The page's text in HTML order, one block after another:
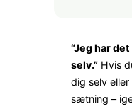
“Jeg har
selv.” Hvis
dig selv
sætning –